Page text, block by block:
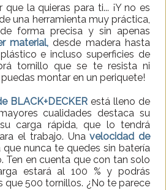
la quieras para ti... ¡Y no es
una herramienta muy práctica,
forma precisa y sin apenas
material, desde madera hasta
e incluso superficies de
tornillo que se te resista ni
montar en un periquete!
BLACK+DECKER está lleno de
cualidades destaca su
carga rápida, que lo tendrá
el trabajo. Unavelocidad de
que nunca te quedes sin batería
Ten en cuenta que con tan solo
estará al 100 % y podrás
que 500 tornillos. ¿No te parece